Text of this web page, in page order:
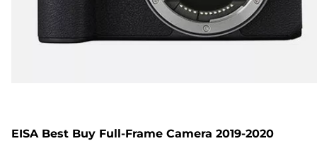
EISA Best Buy Full-Frame Camera 2019-2020